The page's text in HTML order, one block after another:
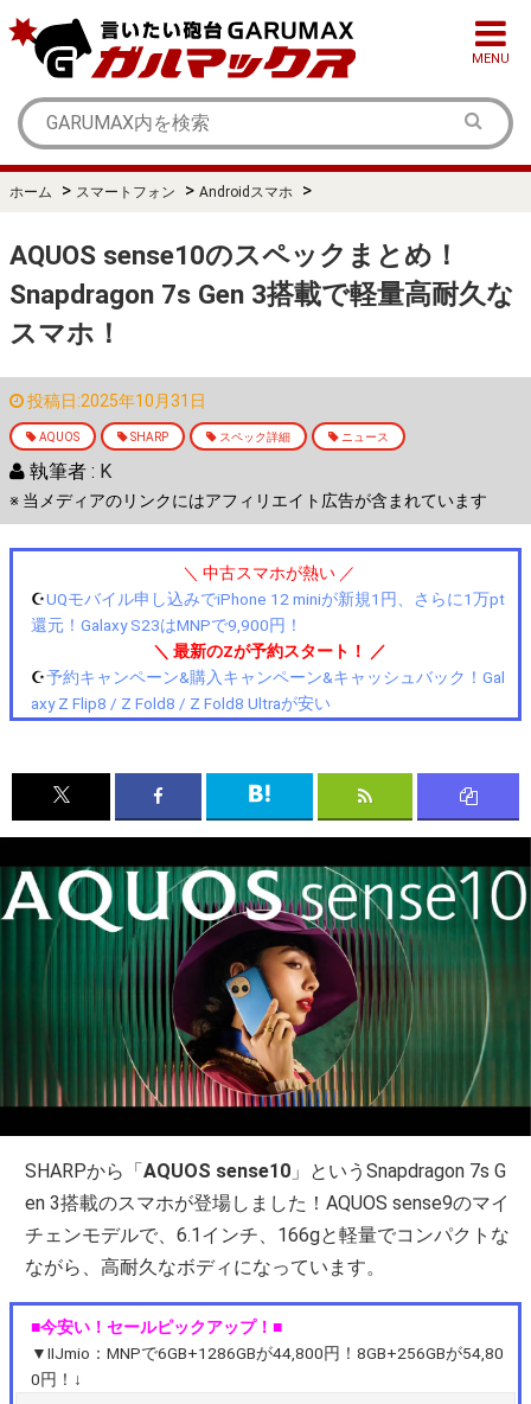
MENU
ホーム > スマートフォン > Androidスマホ >
AQUOS sense10のスペックまとめ！
Snapdragon 7s Gen 3搭載で軽量高耐久な
スマホ！
投稿日:2025年10月31日
AQUOS SHARP スペック詳細 ニュース
執筆者 : K
※ 当メディアのリンクにはアフィリエイト広告が含まれています
＼ 中古スマホが熱い ／
☪️UQモバイル申し込みでiPhone 12 miniが新規1円、さらに1万pt
還元！Galaxy S23はMNPで9,900円！
＼ 最新のZが予約スタート！ ／
☪️予約キャンペーン&購入キャンペーン&キャッシュバック！Gal
axy Z Flip8 / Z Fold8 / Z Fold8 Ultraが安い
SHARPから「AQUOS sense10 」というSnapdragon 7s G
en 3搭載のスマホが登場しました！AQUOS sense9のマイ
チェンモデルで、6.1インチ、166gと軽量でコンパクトな
ながら、高耐久なボディになっています。
■今安い！セールピックアップ！■
▼IIJmio：MNPで6GB+1286GBが44,800円！8GB+256GBが54,80
0円！↓